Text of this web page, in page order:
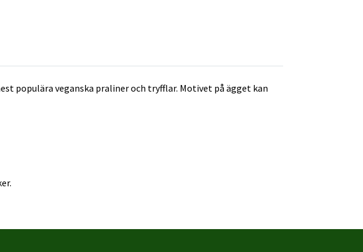
populära veganska praliner och tryfflar. Motivet på ägget kan